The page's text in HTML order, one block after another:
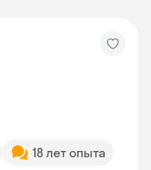
18 лет опыта